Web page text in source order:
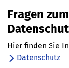
Fragen
Hier finden Sie
Datenschutz